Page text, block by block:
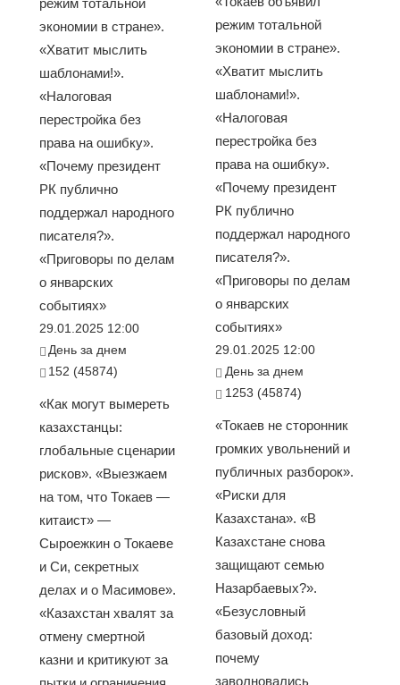
режим тотальной
экономии в стране».
«Хватит мыслить
шаблонами!».
«Налоговая
перестройка без
права на ошибку».
«Почему президент
РК публично
поддержал народного
писателя?».
«Приговоры по делам
о январских
событиях»
29.01.2025 12:00
День за днем
152 (45874)
«Как могут вымереть
казахстанцы:
глобальные сценарии
рисков». «Выезжаем
на том, что Токаев —
китаист» —
Сыроежкин о Токаеве
и Си, секретных
делах и о Масимове».
«Казахстан хвалят за
отмену смертной
казни и критикуют за
режим тотальной
экономии в стране».
«Хватит мыслить
шаблонами!».
«Налоговая
перестройка без
права на ошибку».
«Почему президент
РК публично
поддержал народного
писателя?».
«Приговоры по делам
о январских
событиях»
29.01.2025 12:00
День за днем
1253 (45874)
«Токаев не сторонник
громких увольнений и
публичных разборок».
«Риски для
Казахстана». «В
Казахстане снова
защищают семью
Назарбаевых?».
«Безусловный
базовый доход:
почему
заволновались